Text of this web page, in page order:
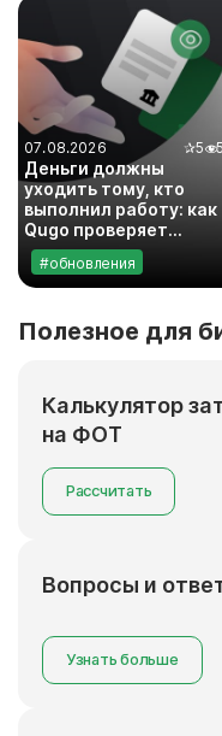
07.08.2026 ✰5
Деньги должны
уходить тому, кто
выполнил работу: как
Qugo проверяет
банковские реквизиты
исполнителей
#обновления
Полезное для
Калькулятор
на ФОТ
Рассчитать
Вопросы и
Узнать больше